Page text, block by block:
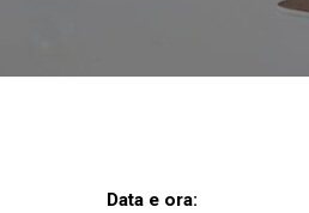
Data e ora: